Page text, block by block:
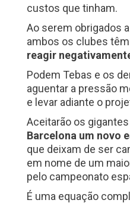
custos que tinham.
Ao serem obrigados
ambos os clubes
reagir
Podem Tebas e os
aguentar a pressão
e levar adiante o
Aceitarão os
Barcelona um novo
que deixam de ser
em nome de um
pelo campeonato
É uma equação